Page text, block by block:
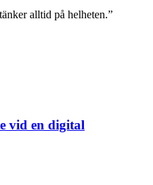
alltid på helheten.”
vid en digital